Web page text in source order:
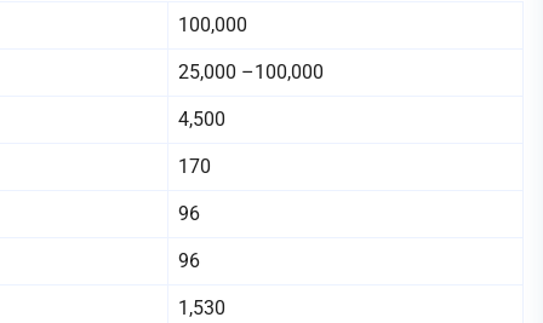
100,000
25,000 –100,000
4,500
170
96
96
1,530